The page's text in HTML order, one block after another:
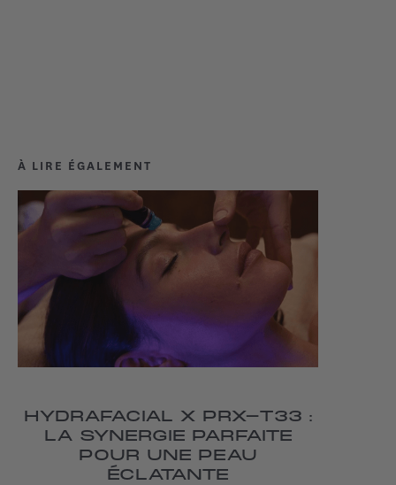
À LIRE ÉGALEMENT
HYDRAFACIAL X PRX-T33 :
LA SYNERGIE PARFAITE
POUR UNE PEAU
ÉCLATANTE